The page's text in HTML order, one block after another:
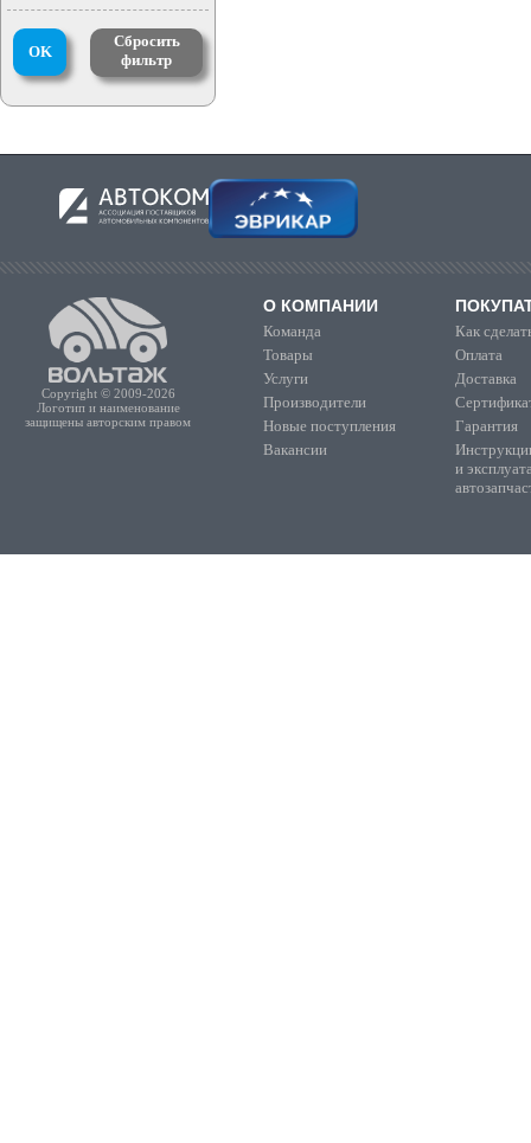
OK
Сбросить
фильтр
Copyright © 2009-2026
Логотип и наименование
защищены авторским правом
О КОМПАНИИ
Команда
Товары
Услуги
Производители
Новые поступления
Вакансии
Как
Оплата
Доставка
Гарантия
и